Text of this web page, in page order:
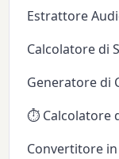
Estrattore
Calcolatore di
Generatore di
⏱️ Calcolatore
Convertitore